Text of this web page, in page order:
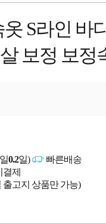
S라인 바
보정 보정
0.2일)
빠른배송
결제
출고지 상품만 가능)